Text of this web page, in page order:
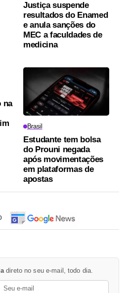
Justiça suspende
resultados do Enamed
e anula sanções do
MEC a faculdades de
medicina
na
Brasil
Estudante tem bolsa
do Prouni negada
após movimentações
em plataformas de
apostas
direto no seu e-mail, todo dia.